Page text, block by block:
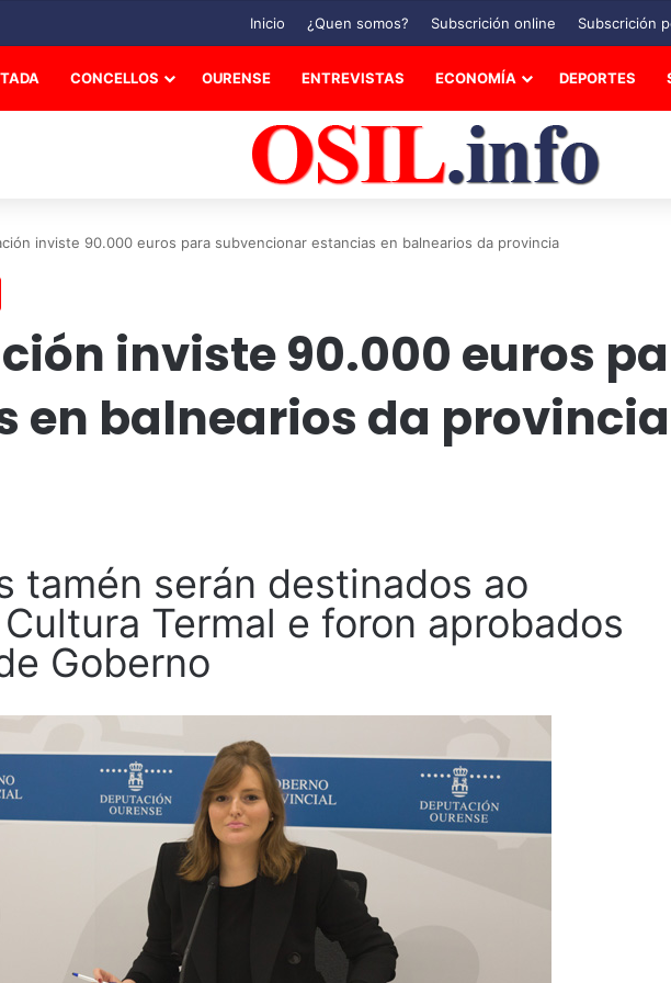
Inicio ¿Quen somos? Subscrición online Subscrición
CONCELLOS OURENSE ENTREVISTAS ECONOMÍA DEPORTES
inviste 90.000 euros para subvencionar estancias en balnearios da provincia
inviste 90.000 euros
en balnearios da provincia
tamén serán destinados ao
Termal e foron aprobados
Goberno